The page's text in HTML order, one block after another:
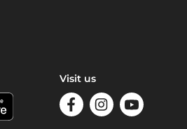
Visit us